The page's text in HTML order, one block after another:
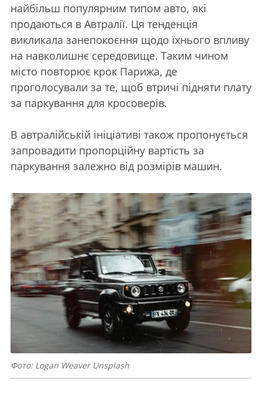
найбільш популярним типом авто, які
продаються в Автралії. Ця тенденція
викликала занепокоєння щодо їхнього впливу
на навколишнє середовище. Таким чином
місто повторює крок Парижа, де
проголосували за те, щоб втричі підняти плату
за паркування для кросоверів.
В автралійській ініціативі також пропонується
запровадити пропорційну вартість за
паркування залежно від розмірів машин.
Фото: Logan Weaver Unsplash